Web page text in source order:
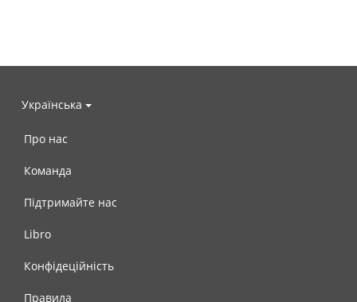
Українська
Про нас
Команда
Підтримайте нас
Libro
Конфідеційність
Правила